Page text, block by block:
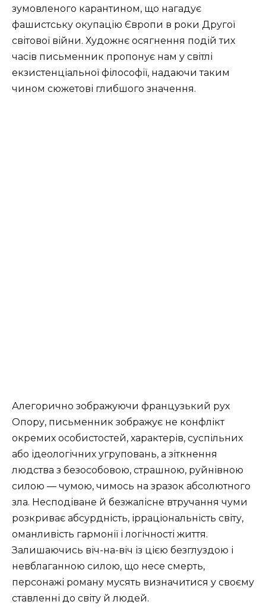
зумовленого карантином, що нагадує
фашистську окупацію Європи в роки Другої
світової війни. Художнє осягнення подій тих
часів письменник пропонує нам у світлі
екзистенціальної філософії, надаючи таким
чином сюжетові глибшого значення.
Алегорично зображуючи французький рух
Опору, письменник зображує не конфлікт
окремих особистостей, характерів, суспільних
або ідеологічних угруповань, а зіткнення
людства з безособовою, страшною, руйнівною
силою — чумою, чимось на зразок абсолютного
зла. Несподіване й безжалісне втручання чуми
розкриває абсурдність, ірраціональність світу,
оманливість гармонії і логічності життя.
Залишаючись віч-на-віч із цією безглуздою і
невблаганною силою, що несе смерть,
персонажі роману мусять визначитися у своєму
ставленні до світу й людей.